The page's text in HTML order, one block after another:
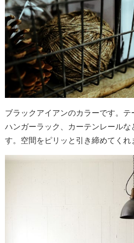
ブラックアイアンのカラーです。テ
ハンガーラック、カーテンレールな
す。空間をピリッと引き締めてくれ